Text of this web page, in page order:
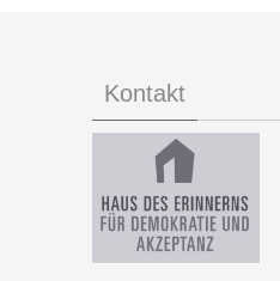
Kontakt